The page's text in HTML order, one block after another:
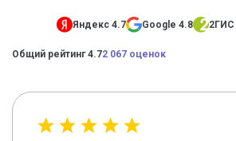
Яндекс 4.7 Google 4.8 2ГИС
Общий рейтинг 4.72 067 оценок